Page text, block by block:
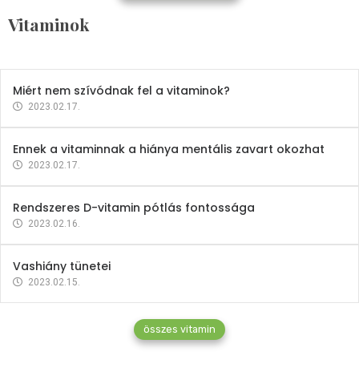
Vitaminok
Mindent a B-12 vitaminról
2023.02.27.
Miért nem szívódnak fel a vitaminok?
2023.02.17.
Ennek a vitaminnak a hiánya mentális zavart okozhat
2023.02.17.
Rendszeres D-vitamin pótlás fontossága
2023.02.16.
Vashiány tünetei
2023.02.15.
összes vitamin